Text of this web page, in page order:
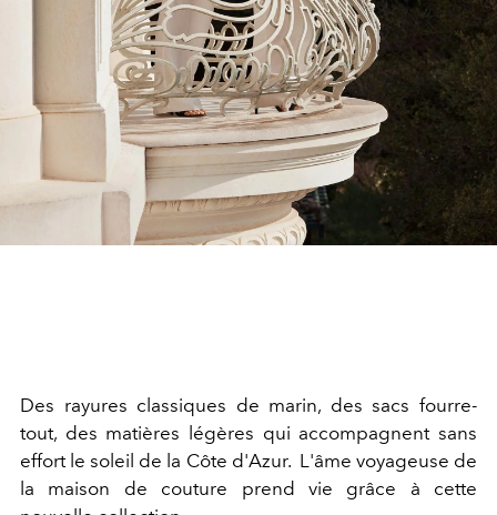
Des rayures classiques de marin, des sacs fourre-
tout, des matières légères qui accompagnent sans
effort le soleil de la Côte d'Azur. L'âme voyageuse de
la maison de couture prend vie grâce à cette